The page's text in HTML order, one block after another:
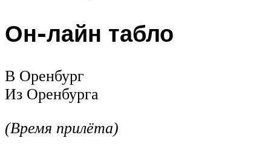
Он-лайн табло
В Оренбург
Из Оренбурга
(Время прилёта)